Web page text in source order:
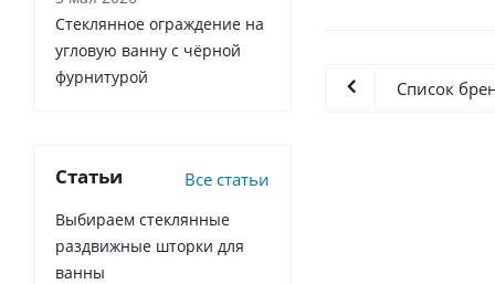
Список
Стеклянное ограждение на
угловую ванну с чёрной
фурнитурой
Статьи Все статьи
Выбираем стеклянные
раздвижные шторки для
ванны